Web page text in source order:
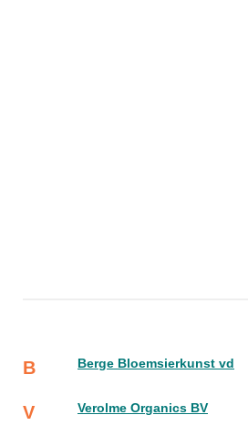
B Berge Bloemsierkunst vd
V Verolme Organics BV